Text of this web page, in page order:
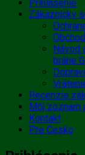
Prihlásenie
Zákaznícky
Návod
bráne
Recenzie
Môj zoznam
Kontakt
Pre Česko